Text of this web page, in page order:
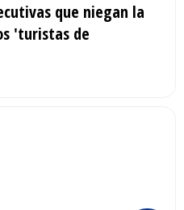
que niegan la
'turistas de